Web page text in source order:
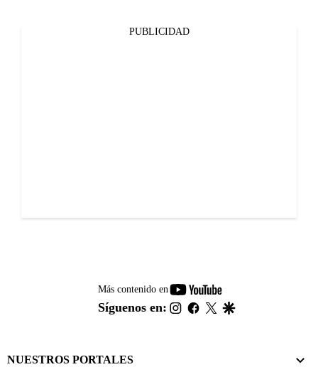
PUBLICIDAD
Más contenido en
youtube-
footer
Síguenos en: instagram
facebook
twitter
NUESTROS PORTALES